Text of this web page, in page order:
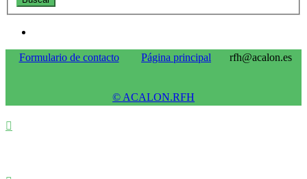
Formulario de contacto Página principal rfh@acalon.es
© ACALON.RFH